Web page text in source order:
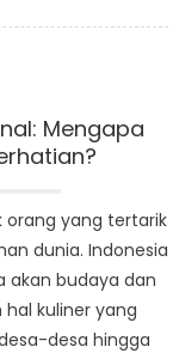
dengan
Mengapa
orang yang tertarik
dunia. Indonesia
akan budaya dan
kuliner yang
desa hingga